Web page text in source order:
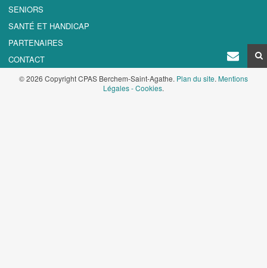
SENIORS
SANTÉ ET HANDICAP
PARTENAIRES
CONTACT
© 2026 Copyright CPAS Berchem-Saint-Agathe. Plan du site. Mentions
Légales - Cookies.